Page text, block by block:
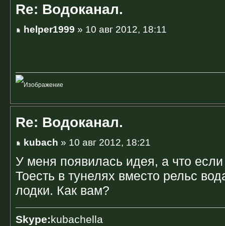
Re: Водоканал.
helper1999 » 10 авг 2012, 18:11
Re: Водоканал.
kubach » 10 авг 2012, 18:21
У меня появилась идея, а что если
Тоесть в тунелях вместо рельс
лодки. Как вам?
Skype:kubachella